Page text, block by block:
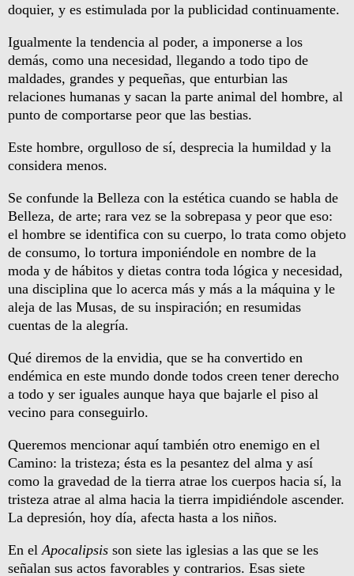
doquier, y es estimulada por la publicidad continuamente.
Igualmente la tendencia al poder, a imponerse a los
demás, como una necesidad, llegando a todo tipo de
maldades, grandes y pequeñas, que enturbian las
relaciones humanas y sacan la parte animal del hombre, al
punto de comportarse peor que las bestias.
Este hombre, orgulloso de sí, desprecia la humildad y la
considera menos.
Se confunde la Belleza con la estética cuando se habla de
Belleza, de arte; rara vez se la sobrepasa y peor que eso:
el hombre se identifica con su cuerpo, lo trata como objeto
de consumo, lo tortura imponiéndole en nombre de la
moda y de hábitos y dietas contra toda lógica y necesidad,
una disciplina que lo acerca más y más a la máquina y le
aleja de las Musas, de su inspiración; en resumidas
cuentas de la alegría.
Qué diremos de la envidia, que se ha convertido en
endémica en este mundo donde todos creen tener derecho
a todo y ser iguales aunque haya que bajarle el piso al
vecino para conseguirlo.
Queremos mencionar aquí también otro enemigo en el
Camino: la tristeza; ésta es la pesantez del alma y así
como la gravedad de la tierra atrae los cuerpos hacia sí, la
tristeza atrae al alma hacia la tierra impidiéndole ascender.
La depresión, hoy día, afecta hasta a los niños.
En el Apocalipsis son siete las iglesias a las que se les
señalan sus actos favorables y contrarios. Esas siete